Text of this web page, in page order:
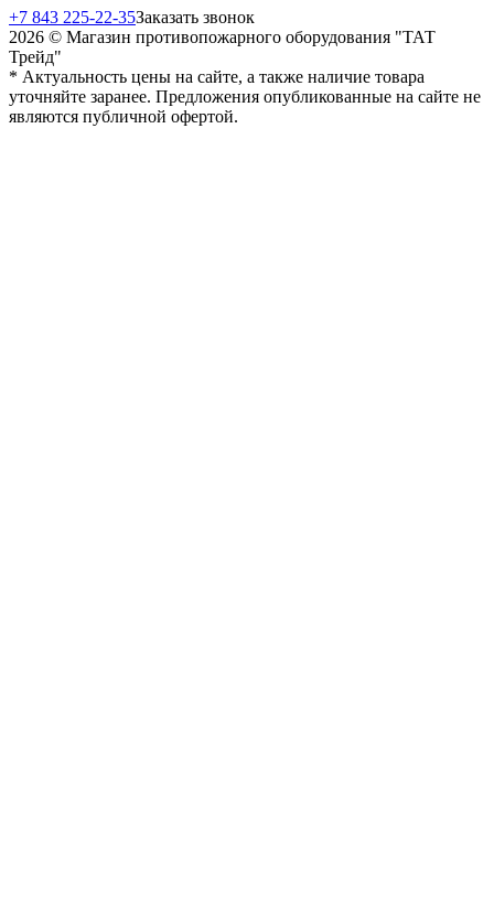
+7 843 225-22-35Заказать звонок
2026 © Магазин противопожарного оборудования "ТАТ
Трейд"
* Актуальность цены на сайте, а также наличие товара
уточняйте заранее. Предложения опубликованные на сайте не
являются публичной офертой.